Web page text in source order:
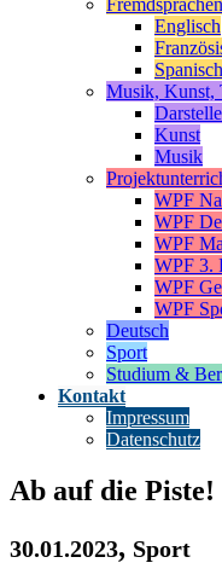
Fremdsprachen
Englisch
Spanisch
Musik, Kunst,
Kunst
Musik
WPF
WPF
WPF
WPF 3.
WPF
WPF
Deutsch
Sport
Studium &
Kontakt
Impressum
Datenschutz
Ab auf die
30.01.2023, Sport